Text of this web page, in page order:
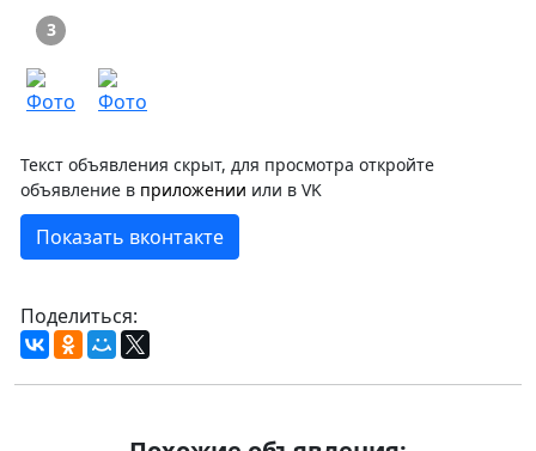
3
Текст объявления скрыт, для просмотра откройте
объявление в приложении или в VK
Показать вконтакте
Поделиться: